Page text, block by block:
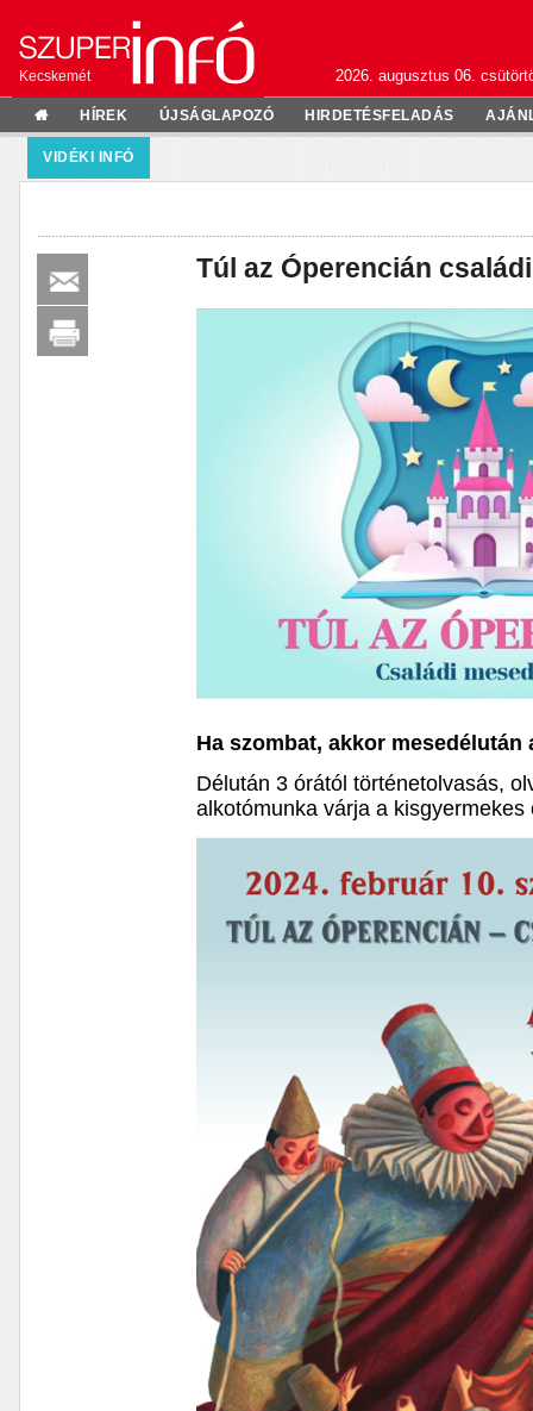
Kecskemét 2026. augusztus 06.
HÍREK ÚJSÁGLAPOZÓ HIRDETÉSFELADÁS
VIDÉKI INFÓ
Túl az Óperencián
Ha szombat, akkor
Délután 3 órától történetolvasás,
alkotómunka várja a kisgyermekes